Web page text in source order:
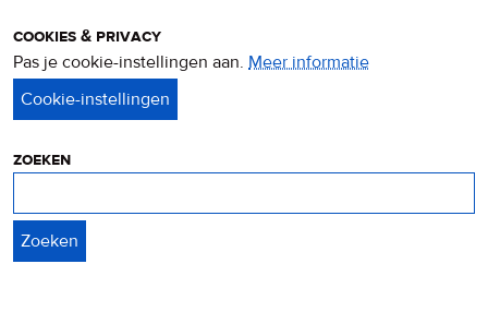
cookies & privacy
Pas je cookie-instellingen aan. Meer informatie
zoeken